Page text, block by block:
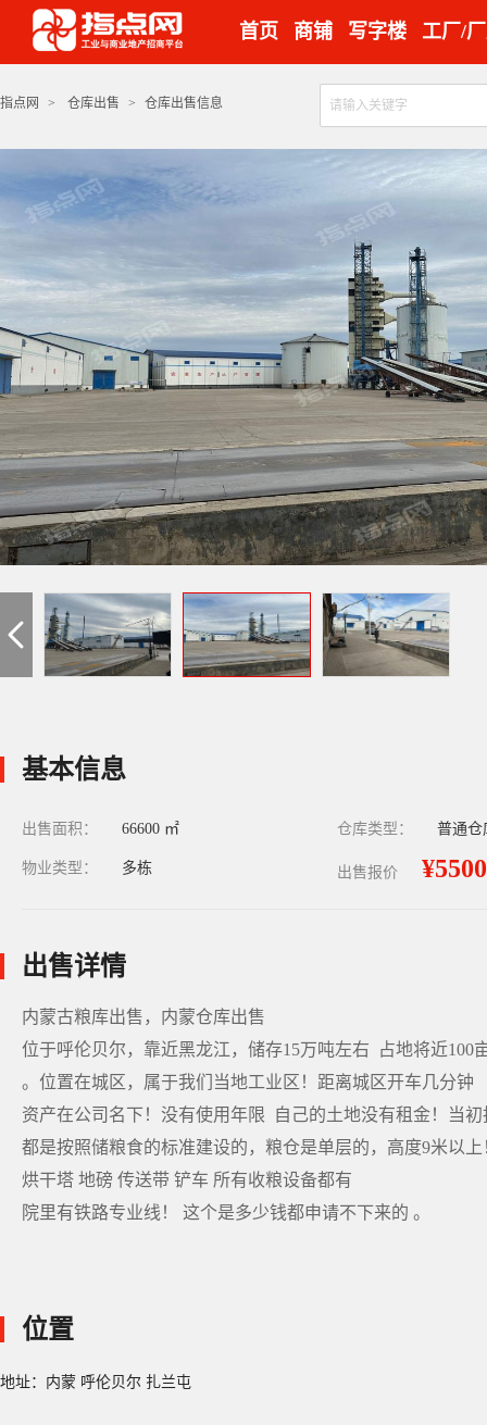
首页 商铺 写字楼 工厂/
指点网 > 仓库出售 > 仓库出售信息
基本信息
出售面积： 66600 ㎡ 仓库类型： 普通仓
物业类型： 多栋 出售报价 ¥5500
出售详情
内蒙古粮库出售，内蒙仓库出售
位于呼伦贝尔，靠近黑龙江，储存15万吨左右 占地将近100
。位置在城区，属于我们当地工业区！距离城区开车几分钟
资产在公司名下！没有使用年限 自己的土地没有租金！当
都是按照储粮食的标准建设的，粮仓是单层的，高度9米以
烘干塔 地磅 传送带 铲车 所有收粮设备都有
院里有铁路专业线！ 这个是多少钱都申请不下来的 。
位置
地址：内蒙 呼伦贝尔 扎兰屯